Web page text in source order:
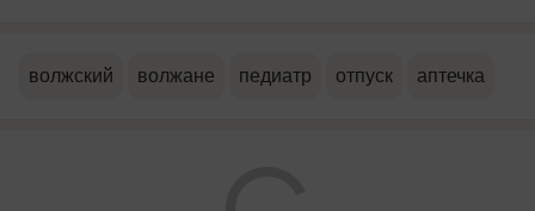
волжский волжане педиатр отпуск аптечка